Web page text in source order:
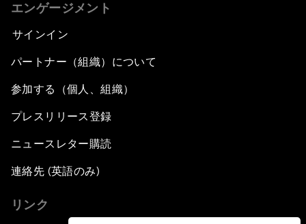
エンゲージメント
サインイン
パートナー（組織）について
参加する（個人、組織）
プレスリリース登録
ニュースレター購読
連絡先 (英語のみ)
リンク